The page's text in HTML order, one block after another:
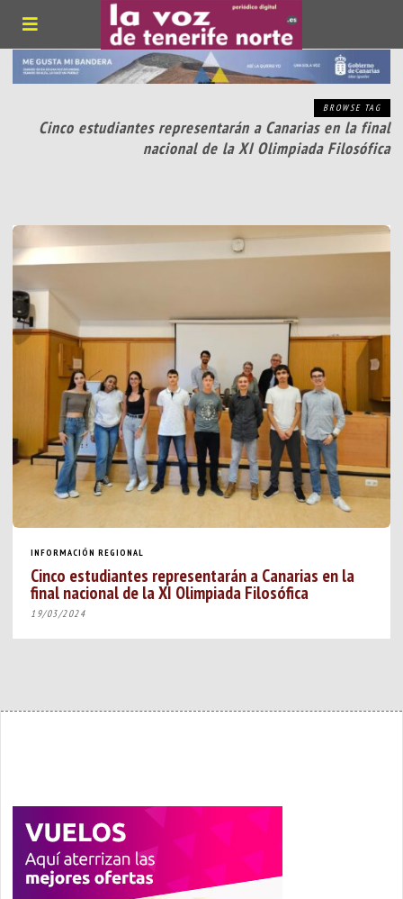
BROWSE TAG
Cinco estudiantes representarán a Canarias en la final
nacional de la XI Olimpiada Filosófica
INFORMACIÓN REGIONAL
Cinco estudiantes representarán a Canarias en la
final nacional de la XI Olimpiada Filosófica
19/03/2024